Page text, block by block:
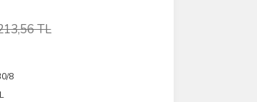
TL
8